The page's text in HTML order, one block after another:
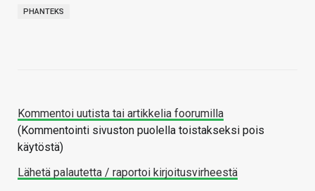
PHANTEKS
Kommentoi uutista tai artikkelia foorumilla
(Kommentointi sivuston puolella toistakseksi pois
käytöstä)
Lähetä palautetta / raportoi kirjoitusvirheestä